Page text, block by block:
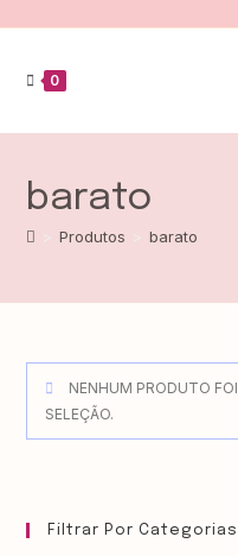
0
barato
Produtos barato
NENHUM PRODUTO
SELEÇÃO.
Filtrar Por Categorias